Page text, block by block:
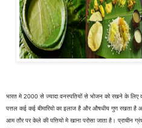
भारत मे 2000 से ज्यादा वनस्पतियों से भोजन को रखने के लिए
पत्तल कई कई बीमारियो का इलाज है और औषधीय गुण रखता है
आम तौर पर केले की पत्तियो मे खाना परोसा जाता है। प्राचीन